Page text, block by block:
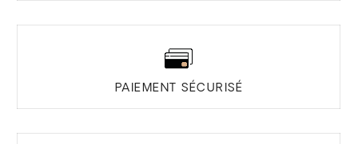
PAIEMENT SÉCURISÉ